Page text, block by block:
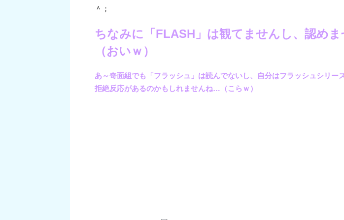
＾；
ちなみに「FLASH」は観てませんし、認めま
（おいｗ）
あ～奇面組でも「フラッシュ」は読んでないし、自分はフラッシュシリー
拒絶反応があるのかもしれませんね…（こらｗ）